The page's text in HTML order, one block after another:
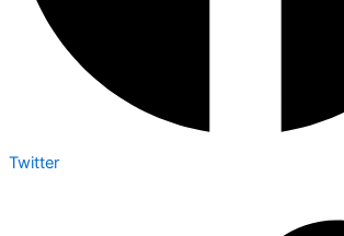
Twitter